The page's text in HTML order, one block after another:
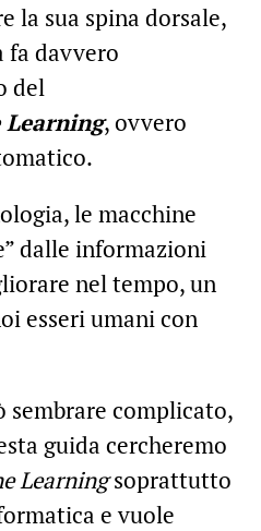
la sua spina dorsale,
fa davvero
del
, ovvero
le macchine
dalle informazioni
nel tempo, un
esseri umani con
complicato,
guida cercheremo
Learningsoprattutto
e vuole